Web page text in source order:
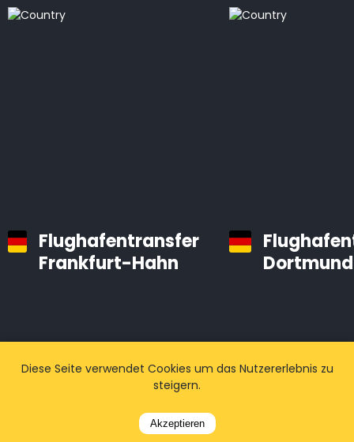
Flughafentransfer
Frankfurt-Hahn
Dortmund
Diese Seite verwendet Cookies um das Nutzererlebnis zu
steigern.
Akzeptieren